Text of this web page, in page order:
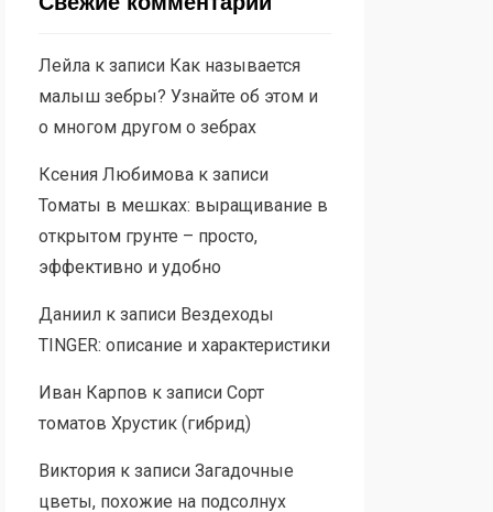
Лейлак записи Как называется
малыш зебры? Узнайте об этом и
о многом другом о зебрах
Ксения Любимовак записи
Томаты в мешках: выращивание в
открытом грунте – просто,
эффективно и удобно
Даниилк записи Вездеходы
TINGER: описание и характеристики
Иван Карпов к записи Сорт
томатов Хрустик (гибрид)
Викторияк записи Загадочные
цветы, похожие на подсолнух